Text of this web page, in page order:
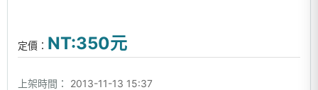
定價： NT:350元
上架時間：
2013-11-13 15:37